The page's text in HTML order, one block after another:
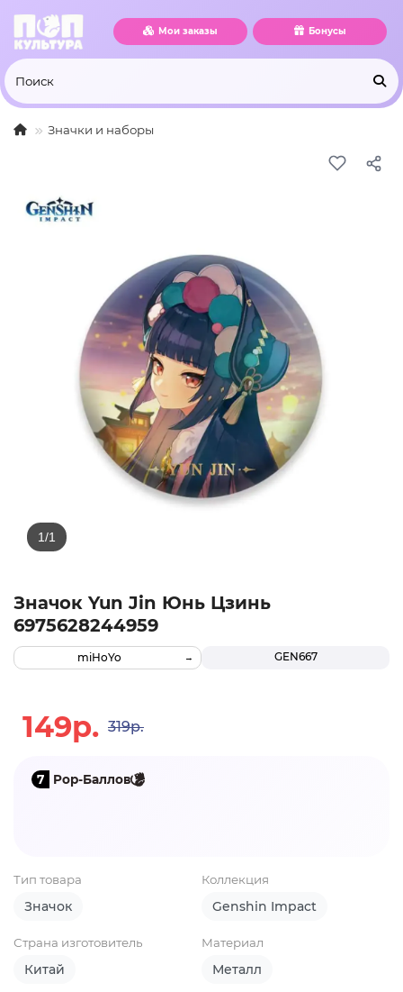
Мои заказы Бонусы
Значки и наборы
Значок Yun Jin Юнь Цзинь
6975628244959
GEN667
miHoYo
149р. 319р.
7 Pop-Баллов
Тип товара
Значок
Коллекция
Genshin Impact
Страна изготовитель
Китай
Материал
Металл